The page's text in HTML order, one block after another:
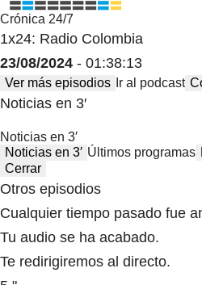
Crónica 24/7
1x24: Radio Colombia
23/08/2024 - 01:38:13
Ver más episodios Ir al podcast
Noticias en 3′
Noticias en 3′
Noticias en 3′ Últimos programas
Cerrar
Otros episodios
Cualquier tiempo pasado fue
Tu audio se ha acabado.
Te redirigiremos al directo.